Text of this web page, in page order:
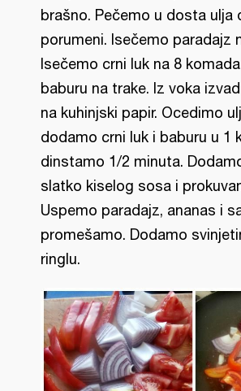
brašno. Pečemo u dosta ulja
porumeni. Isečemo paradajz
Isečemo crni luk na 8
baburu na trake. Iz voka
na kuhinjski papir. Ocedimo
dodamo crni luk i baburu u 1
dinstamo 1/2 minuta.
slatko kiselog sosa i
Uspemo paradajz, ananas i
promešamo. Dodamo
ringlu.